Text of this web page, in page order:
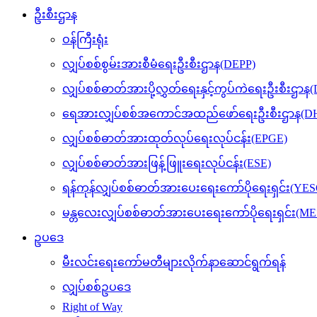
ဦးစီးဌာန
ဝန်ကြီးရုံး
လျှပ်စစ်စွမ်းအားစီမံရေးဦးစီးဌာန(DEPP)
လျှပ်စစ်ဓာတ်အားပို့လွှတ်ရေးနှင့်ကွပ်ကဲရေးဦးစီးဌာန
ရေအားလျှပ်စစ်အကောင်အထည်ဖော်ရေးဦးစီးဌာန
လျှပ်စစ်ဓာတ်အားထုတ်လုပ်ရေးလုပ်ငန်း(EPGE)
လျှပ်စစ်ဓာတ်အားဖြန့်ဖြူးရေးလုပ်ငန်း(ESE)
ရန်ကုန်လျှပ်စစ်ဓာတ်အားပေးရေးကော်ပိုရေးရှင်း
မန္တလေးလျှပ်စစ်ဓာတ်အားပေးရေးကော်ပိုရေးရှင်း
ဥပဒေ
မီးလင်းရေးကော်မတီများလိုက်နာဆောင်ရွက်ရန်
လျှပ်စစ်ဥပဒေ
Right of Way